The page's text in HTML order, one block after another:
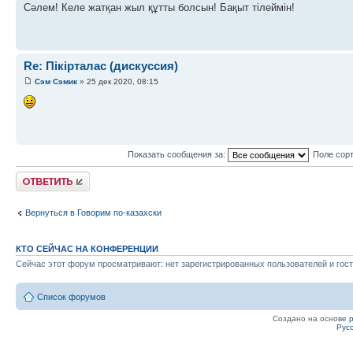
Сәлем! Келе жатқан жыл құтты болсын! Бақыт тілеймін!
Re: Пікірталас (дискуссия)
Сэм Сэмик » 25 дек 2020, 08:15
Показать сообщения за: Поле
Ответить
Вернуться в Говорим по-казахски
КТО СЕЙЧАС НА КОНФЕРЕНЦИИ
Сейчас этот форум просматривают: нет зарегистрированных пользователей и
Список форумов
Создано на основе